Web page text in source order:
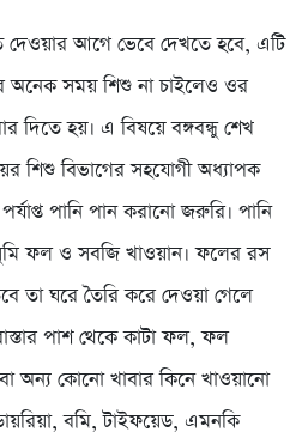
দেওয়ার আগে ভেবে দেখতে হবে, এটি
অনেক সময় শিশু না চাইলেও ওর
দিতে হয়। এ বিষয়ে বঙ্গবন্ধু শেখ
শিশু বিভাগের সহযোগী অধ্যাপক
পানি পান করানো জরুরি। পানি
ফল ও সবজি খাওয়ান। ফলের রস
তা ঘরে তৈরি করে দেওয়া গেলে
পাশ থেকে কাটা ফল, ফল
অন্য কোনো খাবার কিনে খাওয়ানো
বমি, টাইফয়েড, এমনকি